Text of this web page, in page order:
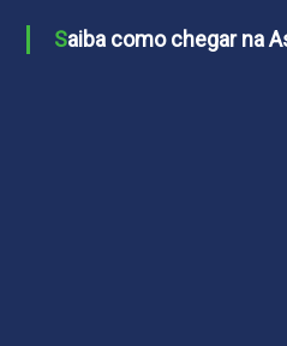
Saiba como chegar na